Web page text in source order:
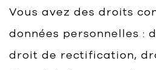
Vous avez des droits
données personnelles :
droit de rectification,